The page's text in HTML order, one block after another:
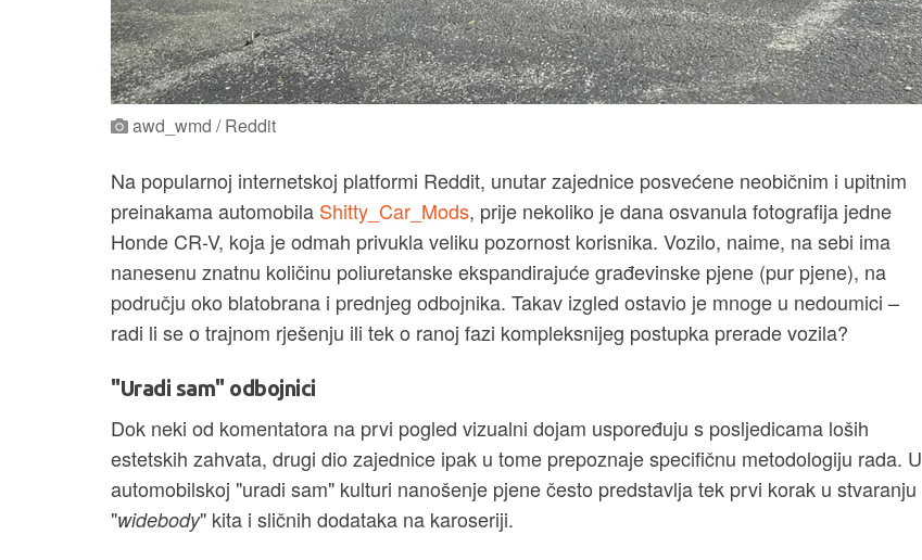
awd_wmd / Reddit
Na popularnoj internetskoj platformi Reddit, unutar zajednice posvećene neobičnim i upitnim
preinakama automobila Shitty_Car_Mods, prije nekoliko je dana osvanula fotografija jedne
Honde CR-V, koja je odmah privukla veliku pozornost korisnika. Vozilo, naime, na sebi ima
nanesenu znatnu količinu poliuretanske ekspandirajuće građevinske pjene (pur pjene), na
području oko blatobrana i prednjeg odbojnika. Takav izgled ostavio je mnoge u nedoumici –
radi li se o trajnom rješenju ili tek o ranoj fazi kompleksnijeg postupka prerade vozila?
"Uradi sam" odbojnici
Dok neki od komentatora na prvi pogled vizualni dojam uspoređuju s posljedicama loših
estetskih zahvata, drugi dio zajednice ipak u tome prepoznaje specifičnu metodologiju rada. U
automobilskoj "uradi sam" kulturi nanošenje pjene često predstavlja tek prvi korak u stvaranju
"widebody" kita i sličnih dodataka na karoseriji.